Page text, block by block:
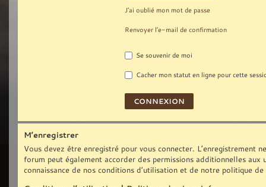
J’ai oublié mon mot de passe
Renvoyer l’e-mail de confirmation
Se souvenir de moi
Cacher mon statut en ligne pour cette
M’enregistrer
Vous devez être enregistré pour vous connecter. L’enregistrement
forum peut également accorder des permissions additionnelles
connaissance de nos conditions d’utilisation et de notre politique